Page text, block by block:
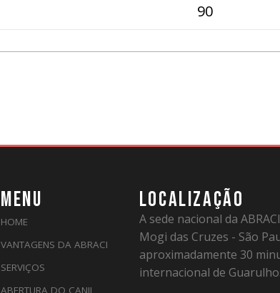
90
MENU
HOME
VANTAGENS DA ABRACI
SERVIÇOS
ABERTURA DO CANIL
LOCALIZAÇÃO
A sede nacional da
Mogi das Cruzes - São
aproximadamente 30
internacional de